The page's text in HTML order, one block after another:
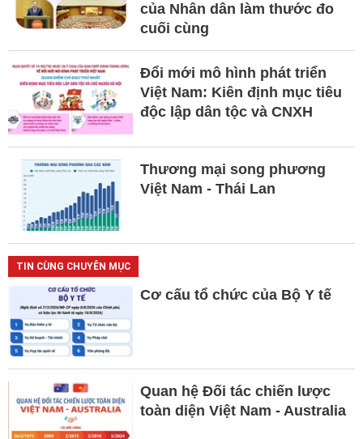
của Nhân dân làm thước đo
cuối cùng
Đổi mới mô hình phát triển
Việt Nam: Kiên định mục tiêu
độc lập dân tộc và CNXH
Thương mại song phương
Việt Nam - Thái Lan
TIN CÙNG CHUYÊN MỤC
Cơ cấu tổ chức của Bộ Y tế
Quan hệ Đối tác chiến lược
toàn diện Việt Nam - Australia